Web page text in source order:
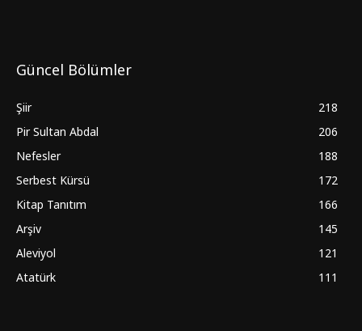
Güncel Bölümler
Şiir
218
Pir Sultan Abdal
206
Nefesler
188
Serbest Kürsü
172
Kitap Tanıtım
166
Arşiv
145
Aleviyol
121
Atatürk
111